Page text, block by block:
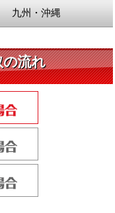
九州・沖縄